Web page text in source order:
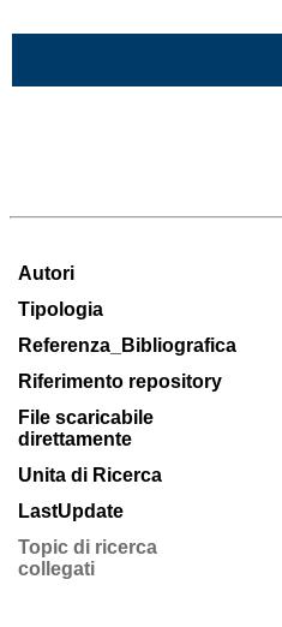
Autori
Tipologia
Referenza_Bibliografica
Riferimento repository
File scaricabile
direttamente
Unita di Ricerca
LastUpdate
Topic di ricerca
collegati